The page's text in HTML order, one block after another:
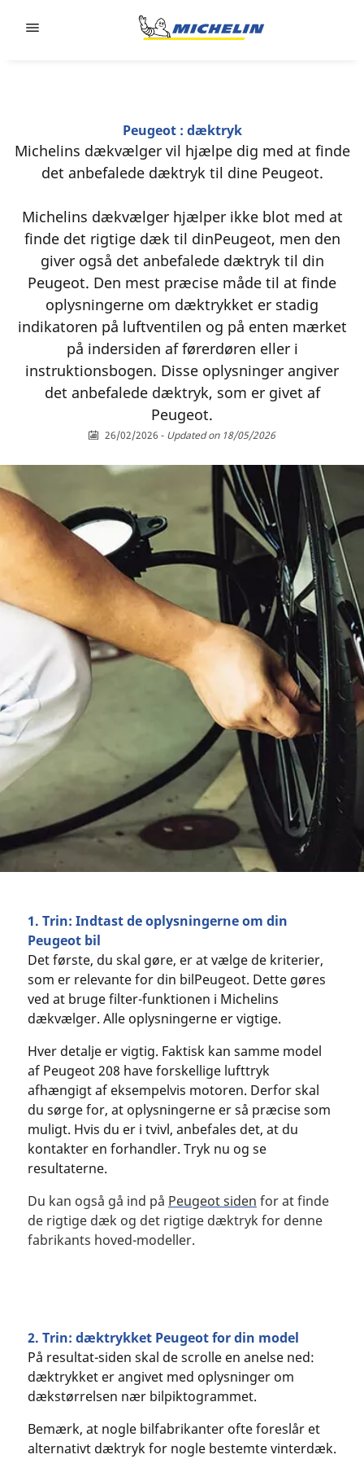
Peugeot : dæktryk
Michelins dækvælger vil hjælpe dig med at finde
det anbefalede dæktryk til dine Peugeot.
Michelins dækvælger hjælper ikke blot med at
finde det rigtige dæk til dinPeugeot, men den
giver også det anbefalede dæktryk til din
Peugeot. Den mest præcise måde til at finde
oplysningerne om dæktrykket er stadig
indikatoren på luftventilen og på enten mærket
på indersiden af førerdøren eller i
instruktionsbogen. Disse oplysninger angiver
det anbefalede dæktryk, som er givet af
Peugeot.
26/02/2026 - Updated on 18/05/2026
1. Trin: Indtast de oplysningerne om din
Peugeot bil
Det første, du skal gøre, er at vælge de kriterier,
som er relevante for din bilPeugeot. Dette gøres
ved at bruge filter-funktionen i Michelins
dækvælger. Alle oplysningerne er vigtige.
Hver detalje er vigtig. Faktisk kan samme model
af Peugeot 208 have forskellige lufttryk
afhængigt af eksempelvis motoren. Derfor skal
du sørge for, at oplysningerne er så præcise som
muligt. Hvis du er i tvivl, anbefales det, at du
kontakter en forhandler. Tryk nu og se
resultaterne.
Du kan også gå ind på Peugeot siden for at finde
de rigtige dæk og det rigtige dæktryk for denne
fabrikants hoved-modeller.
2. Trin: dæktrykket Peugeot for din model
På resultat-siden skal de scrolle en anelse ned:
dæktrykket er angivet med oplysninger om
dækstørrelsen nær bilpiktogrammet.
Bemærk, at nogle bilfabrikanter ofte foreslår et
alternativt dæktryk for nogle bestemte vinterdæk.